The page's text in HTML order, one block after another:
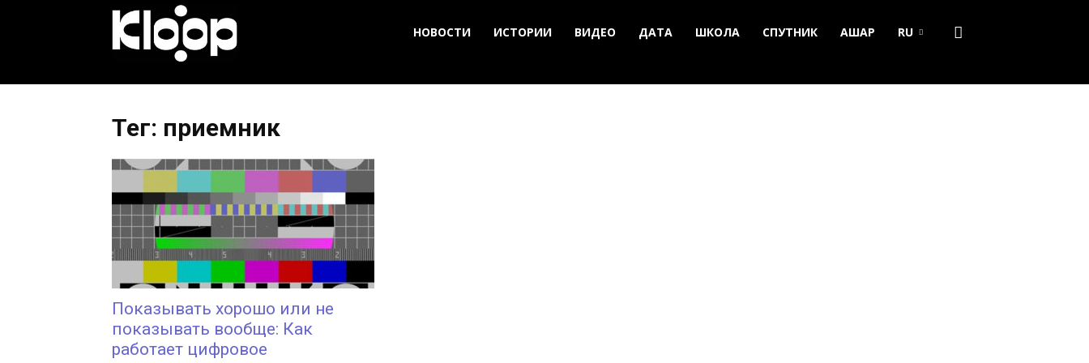
Новости
Кыргызстана
НОВОСТИ ИСТОРИИ ВИДЕО ДАТА ШКОЛА СПУТНИК АШАР RU
Тег: приемник
Показывать хорошо или не
показывать вообще: Как
работает цифровое